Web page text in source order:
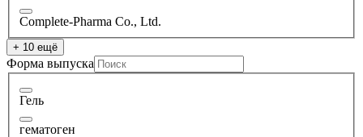
Complete-Pharma Co., Ltd.
+ 10 ещё
Форма выпуска
Гель
гематоген